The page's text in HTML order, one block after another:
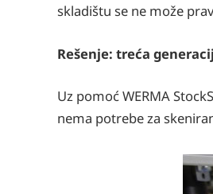
skladištu se ne može
Rešenje: treća
Uz pomoć WERMA
nema potrebe za